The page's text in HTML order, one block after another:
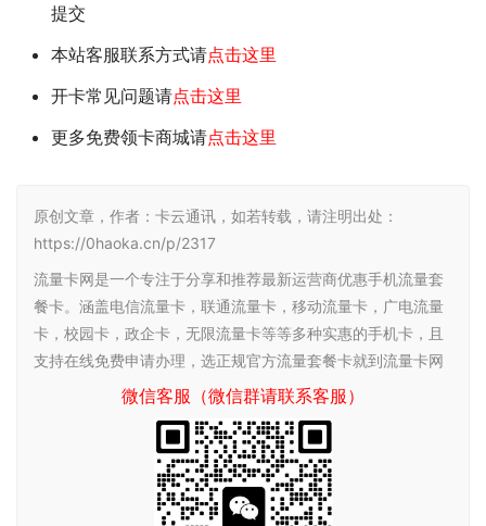
提交
本站客服联系方式请点击这里
开卡常见问题请点击这里
更多免费领卡商城请点击这里
原创文章，作者：卡云通讯，如若转载，请注明出处：
https://0haoka.cn/p/2317
流量卡网是一个专注于分享和推荐最新运营商优惠手机流量套
餐卡。涵盖电信流量卡，联通流量卡，移动流量卡，广电流量
卡，校园卡，政企卡，无限流量卡等等多种实惠的手机卡，且
支持在线免费申请办理，选正规官方流量套餐卡就到流量卡网
微信客服（微信群请联系客服）